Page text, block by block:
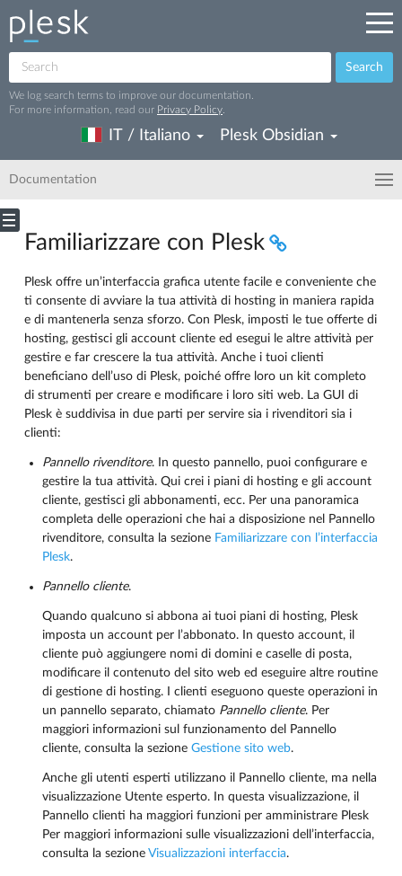
Search
We log search terms to improve our documentation.
For more information, read our Privacy Policy
IT / Italiano Plesk Obsidian
Documentation
Familiarizzare con Plesk
Plesk offre un’interfaccia grafica utente facile e conveniente che
ti consente di avviare la tua attività di hosting in maniera rapida
e di mantenerla senza sforzo. Con Plesk, imposti le tue offerte di
hosting, gestisci gli account cliente ed esegui le altre attività per
gestire e far crescere la tua attività. Anche i tuoi clienti
beneficiano dell’uso di Plesk, poiché offre loro un kit completo
di strumenti per creare e modificare i loro siti web. La GUI di
Plesk è suddivisa in due parti per servire sia i rivenditori sia i
clienti:
Pannello rivenditore. In questo pannello, puoi configurare e
gestire la tua attività. Qui crei i piani di hosting e gli account
cliente, gestisci gli abbonamenti, ecc. Per una panoramica
completa delle operazioni che hai a disposizione nel Pannello
rivenditore, consulta la sezione Familiarizzare con l’interfaccia
Plesk.
Pannello cliente.
Quando qualcuno si abbona ai tuoi piani di hosting, Plesk
imposta un account per l’abbonato. In questo account, il
cliente può aggiungere nomi di domini e caselle di posta,
modificare il contenuto del sito web ed eseguire altre routine
di gestione di hosting. I clienti eseguono queste operazioni in
un pannello separato, chiamato Pannello cliente. Per
maggiori informazioni sul funzionamento del Pannello
cliente, consulta la sezione Gestione sito web.
Anche gli utenti esperti utilizzano il Pannello cliente, ma nella
visualizzazione Utente esperto. In questa visualizzazione, il
Pannello clienti ha maggiori funzioni per amministrare Plesk
Per maggiori informazioni sulle visualizzazioni dell’interfaccia,
consulta la sezione Visualizzazioni interfaccia.